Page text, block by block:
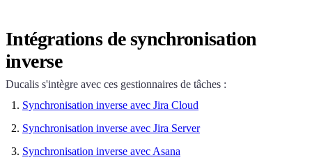
Intégrations de synchronisation
inverse
Ducalis s'intègre avec ces gestionnaires de tâches :
Synchronisation inverse avec Jira Cloud
Synchronisation inverse avec Jira Server
Synchronisation inverse avec Asana